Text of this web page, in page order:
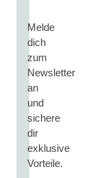
Melde
dich
zum
Newsletter
an
und
sichere
dir
exklusive
Vorteile.